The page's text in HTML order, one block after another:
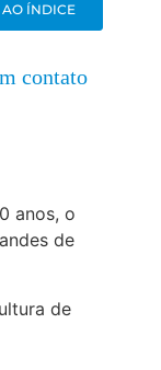
AO ÍNDICE
contato
anos, o
de
de